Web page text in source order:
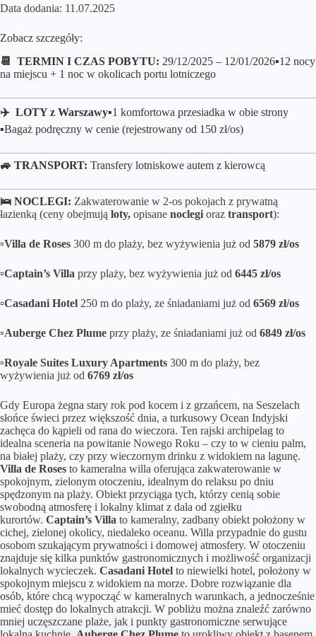
Data dodania: 11.07.2025
Zobacz szczegóły:
📆 TERMIN I CZAS POBYTU: 29/12/2025 – 12/01/2026▪️12 nocy
na miejscu + 1 noc w okolicach portu lotniczego
✈️ LOTY z Warszawy▪️1 komfortowa przesiadka w obie strony
▪️Bagaż podręczny w cenie (rejestrowany od 150 zł/os)
🚙 TRANSPORT: Transfery lotniskowe autem z kierowcą
🛌 NOCLEGI: Zakwaterowanie w 2-os pokojach z prywatną
łazienką (ceny obejmują loty, opisane noclegi oraz transport):
▫️Villa de Roses 300 m do plaży, bez wyżywienia już od 5879 zł/os
▫️Captain’s Villa przy plaży, bez wyżywienia już od 6445 zł/os
▫️Casadani Hotel 250 m do plaży, ze śniadaniami już od 6569 zł/os
▫️Auberge Chez Plume przy plaży, ze śniadaniami już od 6849 zł/os
▫️Royale Suites Luxury Apartments 300 m do plaży, bez
wyżywienia już od 6769 zł/os
Gdy Europa żegna stary rok pod kocem i z grzańcem, na Seszelach
słońce świeci przez większość dnia, a turkusowy Ocean Indyjski
zachęca do kąpieli od rana do wieczora. Ten rajski archipelag to
idealna sceneria na powitanie Nowego Roku – czy to w cieniu palm,
na białej plaży, czy przy wieczornym drinku z widokiem na lagunę.
Villa de Roses to kameralna willa oferująca zakwaterowanie w
spokojnym, zielonym otoczeniu, idealnym do relaksu po dniu
spędzonym na plaży. Obiekt przyciąga tych, którzy cenią sobie
swobodną atmosferę i lokalny klimat z dala od zgiełku
kurortów. Captain’s Villa to kameralny, zadbany obiekt położony w
cichej, zielonej okolicy, niedaleko oceanu. Willa przypadnie do gustu
osobom szukającym prywatności i domowej atmosfery. W otoczeniu
znajduje się kilka punktów gastronomicznych i możliwość organizacji
lokalnych wycieczek. Casadani Hotel to niewielki hotel, położony w
spokojnym miejscu z widokiem na morze. Dobre rozwiązanie dla
osób, które chcą wypocząć w kameralnych warunkach, a jednocześnie
mieć dostęp do lokalnych atrakcji. W pobliżu można znaleźć zarówno
mniej uczęszczane plaże, jak i punkty gastronomiczne serwujące